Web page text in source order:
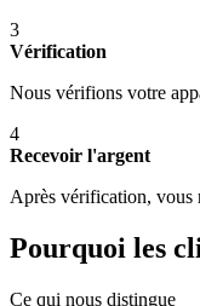
3
Vérification
Nous vérifions votre
4
Recevoir l'argent
Après vérification, vous
Pourquoi les
Ce qui nous distingue